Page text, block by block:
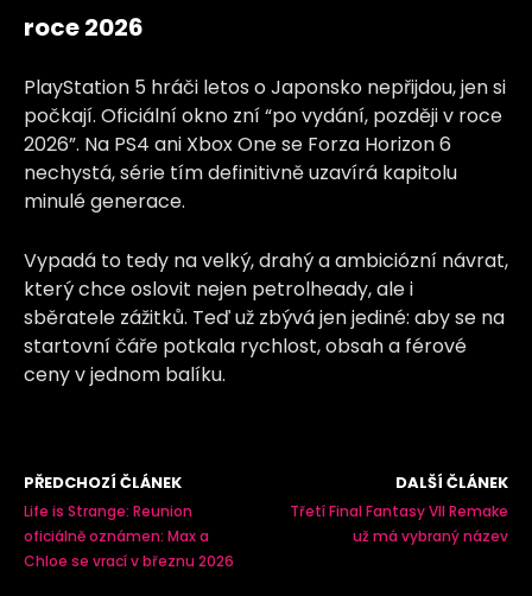
roce 2026
PlayStation 5 hráči letos o Japonsko nepřijdou, jen si
počkají. Oficiální okno zní “po vydání, později v roce
2026”. Na PS4 ani Xbox One se Forza Horizon 6
nechystá, série tím definitivně uzavírá kapitolu
minulé generace.
Vypadá to tedy na velký, drahý a ambiciózní návrat,
který chce oslovit nejen petrolheady, ale i
sběratele zážitků. Teď už zbývá jen jediné: aby se na
startovní čáře potkala rychlost, obsah a férové
ceny v jednom balíku.
PŘEDCHOZÍ ČLÁNEK
Life is Strange: Reunion
oficiálně oznámen: Max a
Chloe se vrací v březnu 2026
DALŠÍ ČLÁNEK
Třetí Final Fantasy VII Remake
už má vybraný název